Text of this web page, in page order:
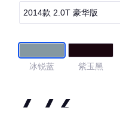
2014款 2.0T 豪华版
冰锐蓝 紫玉黑
4.46